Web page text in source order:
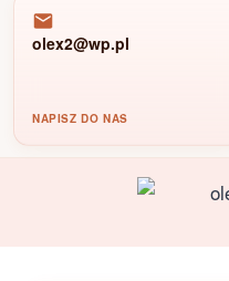
olex2@wp.pl
NAPISZ DO NAS